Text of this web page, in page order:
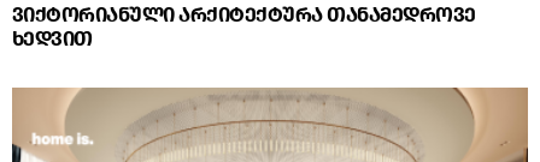
ვიქტორიანული არქიტექტურა თანამედროვე
ხედვით